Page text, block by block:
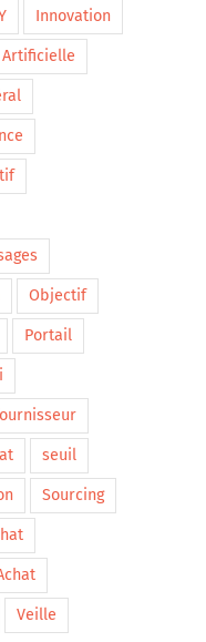
Innovation
Objectif
Portail
seuil
Sourcing
Veille